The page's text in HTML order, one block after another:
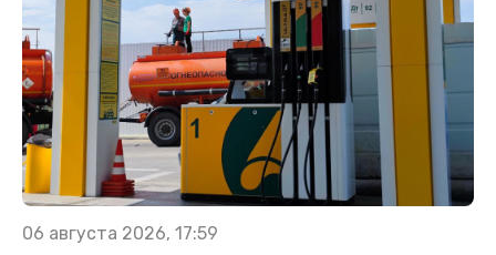
06 августа 2026, 17:59